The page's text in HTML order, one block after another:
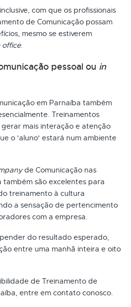
com que os profissionais
de Comunicação possam
mesmo se estiverem
office.
pessoal ou in
em Parnaíba também
Treinamentos
mais interação e atenção
o 'aluno' estará num ambiente
de Comunicação nas
também são excelentes para
treinamento à cultura
a sensação de pertencimento
com a empresa.
do resultado esperado,
entre uma manhã inteira e oito
de Treinamento de
entre em contato conosco.